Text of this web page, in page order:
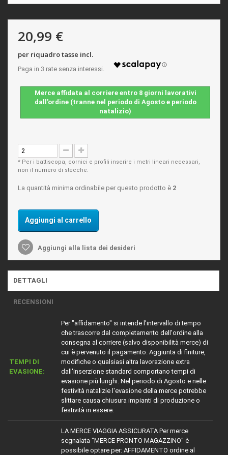
20,99 €
per riquadro tasse incl.
Merce affidata al corriere entro 8 giorni lavorativi
dall'ordine (tranne nel periodo di Agosto e periodo
natalizio)
* Per i battiscopa, cornici e profili inserire i metri lineari necessari,
non il numero di stecche.
La quantità minima ordinabile per questo prodotto è 2
Aggiungi al carrello
Aggiungi alla lista dei desideri
DETTAGLI
RECENSIONI
TEMPI DI
EVASIONE:
Per "affidamento" si intende l'intervallo di tempo
che trascorre dal completamento dell'ordine alla
consegna al corriere (salvo disponibilità merce) di
cui è pervenuto il pagamento. Aggiunta di finiture,
modifiche o qualsiasi altra lavorazione extra
dall'inserzione standard comportano tempi di
evasione più lunghi. Nel periodo di Agosto e nelle
festività natalizie l'evasione della merce potrebbe
slittare causa chiusura impianti di produzione o
festività in essere.
LA MERCE VIAGGIA ASSICURATA Per merce
segnalata "MERCE PRONTO MAGAZZINO" è
possibile optare per: AFFIDAMENTO ordine al